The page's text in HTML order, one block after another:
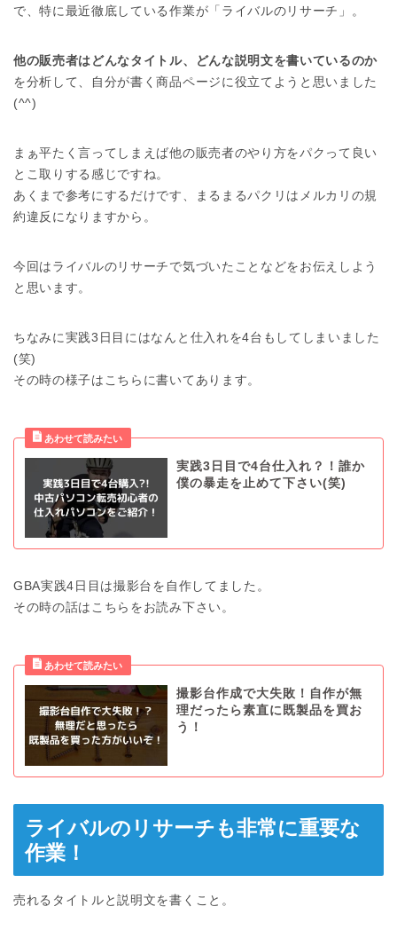
で、特に最近徹底している作業が「ライバルのリサーチ」。
他の販売者はどんなタイトル、どんな説明文を書いているのか
を分析して、自分が書く商品ページに役立てようと思いました
(^^)
まぁ平たく言ってしまえば他の販売者のやり方をパクって良い
とこ取りする感じですね。
あくまで参考にするだけです、まるまるパクリはメルカリの規
約違反になりますから。
今回はライバルのリサーチで気づいたことなどをお伝えしよう
と思います。
ちなみに実践3日目にはなんと仕入れを4台もしてしまいました
(笑)
その時の様子はこちらに書いてあります。
実践3日目で4台仕入れ？！誰か
僕の暴走を止めて下さい(笑)
GBA実践4日目は撮影台を自作してました。
その時の話はこちらをお読み下さい。
撮影台作成で大失敗！自作が無
理だったら素直に既製品を買お
う！
ライバルのリサーチも非常に重要な
作業！
売れるタイトルと説明文を書くこと。